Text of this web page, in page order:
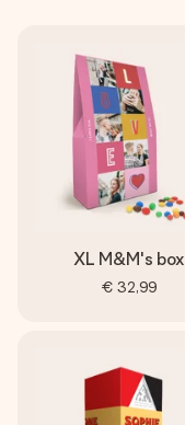
XL M&M's box
€ 32,99